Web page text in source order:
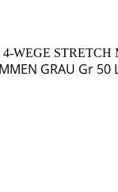
WEGE
GRAU Gr 50